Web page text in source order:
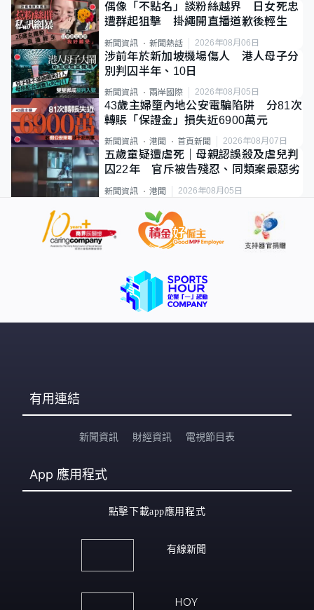
偶像「不點名」談粉絲越界 日女死忠
遭群起狙擊 掛繩開直播道歉後輕生
新聞資訊 新聞熱話 2026年08月06日
涉前年於新加坡機場傷人 港人母子分
別判囚半年、10日
新聞資訊 兩岸國際 2026年08月05日
43歲主婦墮內地公安電騙陷阱 分81次
轉賬「保證金」損失近6900萬元
新聞資訊 港聞 首頁新聞 2026年08月07日
五歲童疑遭虐死｜母親認誤殺及虐兒判
囚22年 官斥被告殘忍、同類案最惡劣
新聞資訊 港聞 2026年08月05日
有用連結
新聞資訊 財經資訊 電視節目表
App 應用程式
點擊下載app應用程式
有線新聞
HOY